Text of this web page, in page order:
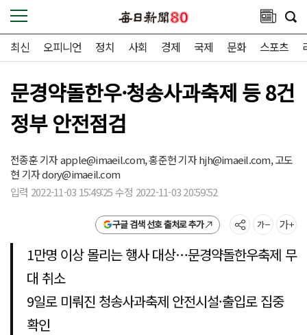
최신 오피니언 정치 사회 경제 국제 문화 스포츠
문경약돌한우·청송사과축제 등 8건
정부 안전점검
전종훈 기자apple@imaeil.com,홍준헌 기자hjh@imaeil.com,고도
현 기자dory@imaeil.com
입력 2022-11-03 15:49:25 수정 2022-11-03 20:59:52
구글 검색 선호 출처로 추가
1만명 이상 몰리는 행사 대상…문경약돌한우축제 무
대 취소
9일로 미뤄진 청송사과축제 안전시설·출입로 집중
확인